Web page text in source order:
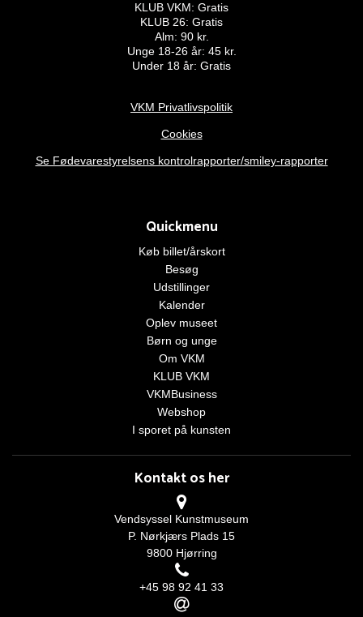
KLUB VKM: Gratis
KLUB 26: Gratis
Alm: 90 kr.
Unge 18-26 år: 45 kr.
Under 18 år: Gratis
VKM Privatlivspolitik
Cookies
Se Fødevarestyrelsens kontrolrapporter/smiley-rapporter
Quickmenu
Køb billet/årskort
Besøg
Udstillinger
Kalender
Oplev museet
Børn og unge
Om VKM
KLUB VKM
VKMBusiness
Webshop
I sporet på kunsten
Kontakt os her
Vendsyssel Kunstmuseum
P. Nørkjærs Plads 15
9800 Hjørring
+45 98 92 41 33